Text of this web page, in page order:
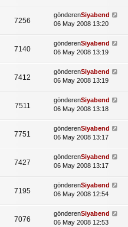
7256
gönderenSiyabend
06 May 2008 13:20
7140
gönderenSiyabend
06 May 2008 13:19
7412
gönderenSiyabend
06 May 2008 13:19
7511
gönderenSiyabend
06 May 2008 13:18
7751
gönderenSiyabend
06 May 2008 13:17
7427
gönderenSiyabend
06 May 2008 13:17
7195
gönderenSiyabend
06 May 2008 12:54
7076
gönderenSiyabend
06 May 2008 12:53